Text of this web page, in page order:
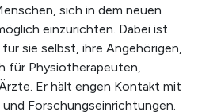
STARTEN
sich in dem neuen
einzurichten. Dabei ist
sie selbst, ihre Angehörigen,
für Physiotherapeuten,
Er hält engen Kontakt mit
Forschungseinrichtungen.